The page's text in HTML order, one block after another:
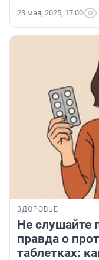
23 мая, 2025, 17:00
ЗДОРОВЬЕ
Не
правда о
таблетках: